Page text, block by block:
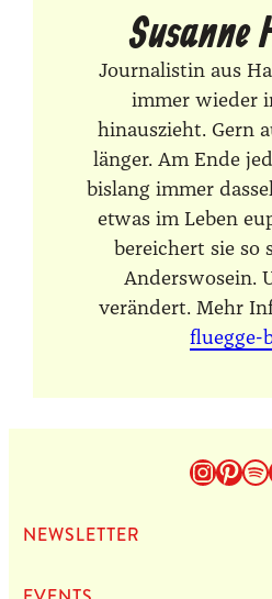
Susanne
Journalistin aus
immer wieder
hinauszieht. Gern
länger. Am Ende
bislang immer
etwas im Leben
bereichert sie so
Anderswosein.
verändert. Mehr
fluegge-
NEWS­LET­TER